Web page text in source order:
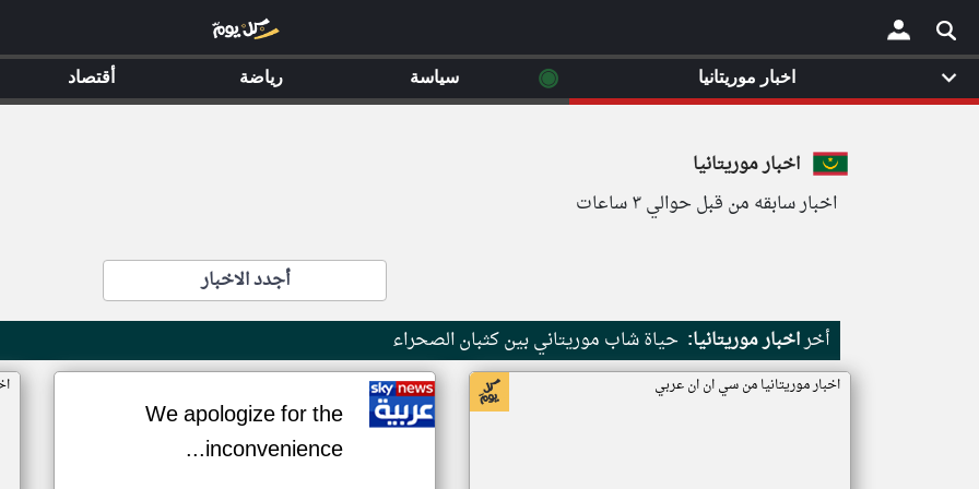
×
اخبار موريتانيا
اخبار سابقه من قبل حوالي ٣ ساعات
أجدد الاخبار
أخراخبار موريتانيا: حياة شاب موريتاني بين كثبان الصحراء
اخبار موريتانيا من سي ان ان عربي
We apologize for the
inconvenience...
اخبار موريتانيا ◉ سياسة رياضة أقتصاد